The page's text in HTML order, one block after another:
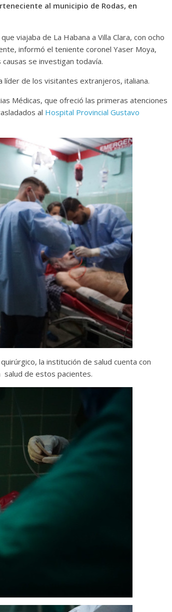
al municipio de Rodas, en
viajaba de La Habana a Villa Clara, con ocho
informó el teniente coronel Yaser Moya,
se investigan todavía.
líder de los visitantes extranjeros, italiana.
Médicas, que ofreció las primeras atenciones
al Hospital Provincial Gustavo
la institución de salud cuenta con
salud de estos pacientes.
Cuento de hadas
interclasista en la alta
burguesía mexicana
30 diciembre, 2025
0
28 diciembre, 2025
Julio Martínez Molina